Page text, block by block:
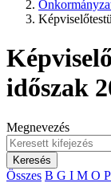
időszak
Megnevezés
Keresés
Összes B G I M O P